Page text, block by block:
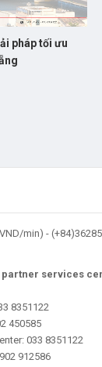
pháp tối ưu
min) - (
services
8351122
450585
033 8351122
912586